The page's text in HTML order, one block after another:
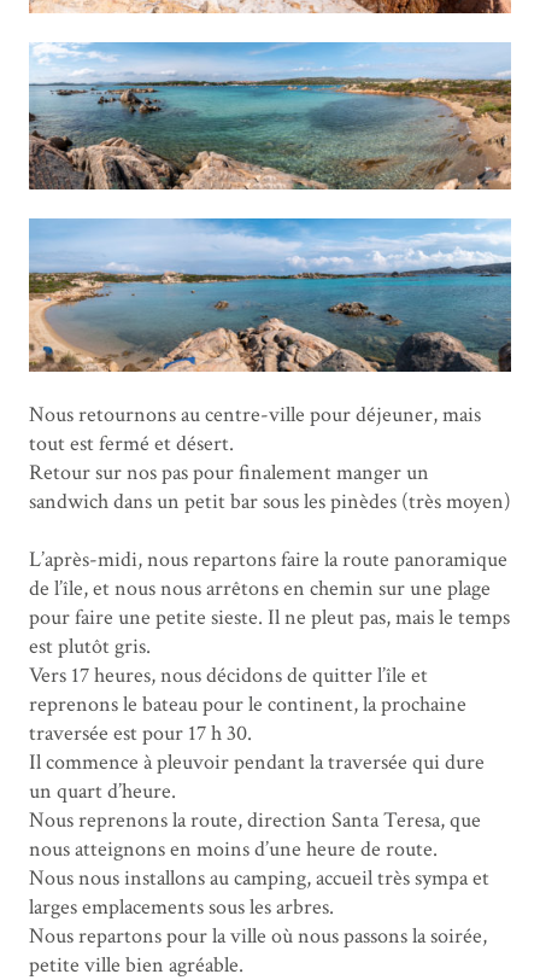
Nous retournons au centre-ville pour déjeuner, mais
tout est fermé et désert.
Retour sur nos pas pour finalement manger un
sandwich dans un petit bar sous les pinèdes (très moyen)
L’après-midi, nous repartons faire la route panoramique
de l’île, et nous nous arrêtons en chemin sur une plage
pour faire une petite sieste. Il ne pleut pas, mais le temps
est plutôt gris.
Vers 17 heures, nous décidons de quitter l’île et
reprenons le bateau pour le continent, la prochaine
traversée est pour 17 h 30.
Il commence à pleuvoir pendant la traversée qui dure
un quart d’heure.
Nous reprenons la route, direction Santa Teresa, que
nous atteignons en moins d’une heure de route.
Nous nous installons au camping, accueil très sympa et
larges emplacements sous les arbres.
Nous repartons pour la ville où nous passons la soirée,
petite ville bien agréable.